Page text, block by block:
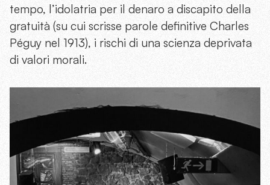
tempo, l’idolatria per il denaro a discapito della
gratuità (su cui scrisse parole definitive Charles
Péguy nel 1913), i rischi di una scienza deprivata
di valori morali.